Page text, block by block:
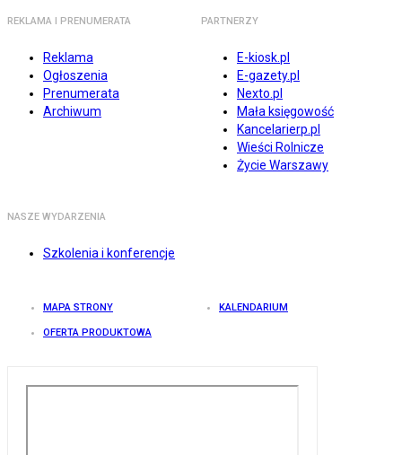
REKLAMA I PRENUMERATA
Reklama
Ogłoszenia
Prenumerata
Archiwum
PARTNERZY
E-kiosk.pl
E-gazety.pl
Nexto.pl
Mała księgowość
Kancelarierp.pl
Wieści Rolnicze
Życie Warszawy
NASZE WYDARZENIA
Szkolenia i konferencje
MAPA STRONY KALENDARIUM
OFERTA PRODUKTOWA